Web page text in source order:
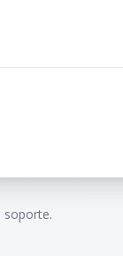
soporte.